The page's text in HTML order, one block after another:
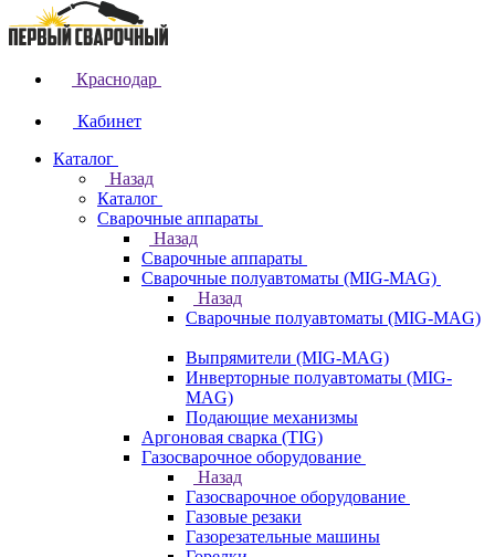
Краснодар
Кабинет
Каталог
Назад
Каталог
Сварочные аппараты
Назад
Сварочные аппараты
Сварочные полуавтоматы (MIG-MAG)
Назад
Сварочные полуавтоматы (MIG-MAG)
Выпрямители (MIG-MAG)
Инверторные полуавтоматы (MIG-
MAG)
Подающие механизмы
Аргоновая сварка (TIG)
Газосварочное оборудование
Назад
Газосварочное оборудование
Газовые резаки
Газорезательные машины